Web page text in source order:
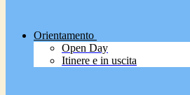
Orientamento
Open Day
Itinere e in uscita